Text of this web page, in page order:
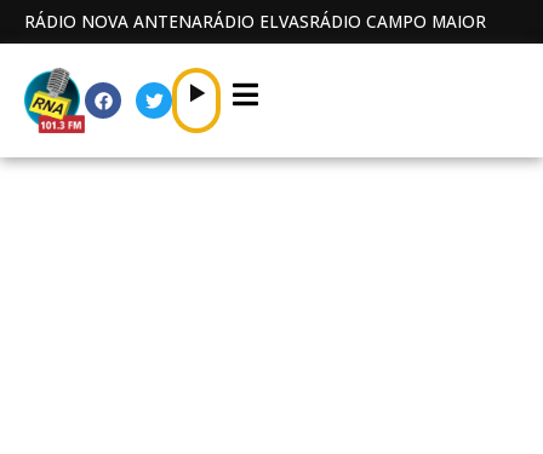
RÁDIO NOVA ANTENARÁDIO ELVASRÁDIO CAMPO MAIOR